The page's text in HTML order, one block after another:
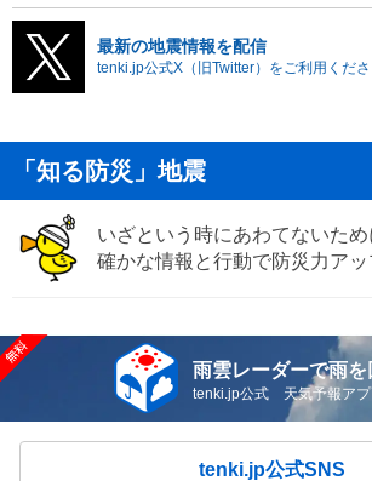
最新の地震情報を配信
tenki.jp公式X（旧Twitter）をご利用くださ
「知る防災」地震
いざという時にあわてないため
確かな情報と行動で防災力アッ
雨雲レーダーで雨を
tenki.jp公式 天気予報アプ
tenki.jp公式SNS